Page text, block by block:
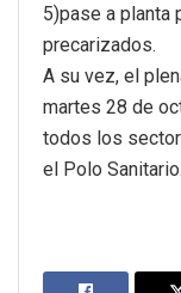
5)pase a planta
precarizados.
A su vez, el
martes 28 de
todos los
el Polo Sanitario.